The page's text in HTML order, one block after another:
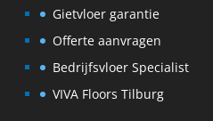
Gietvloer garantie
Offerte aanvragen
Bedrijfsvloer Specialist
VIVA Floors Tilburg